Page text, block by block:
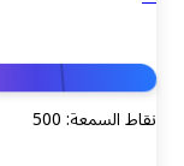
نقاط السمعة: 500